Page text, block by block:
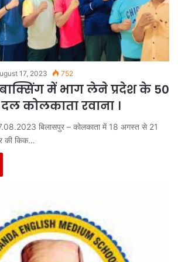
17, 2023 752
में भाग लेने प्रदेश के 50
कोलकाता रवाना ।
बिलासपुर – कोलकाता में 18 अगस्त से 21
की किक…